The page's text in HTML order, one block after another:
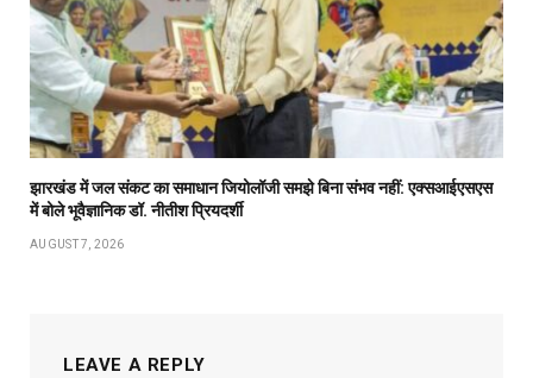
झारखंड में जल संकट का समाधान जियोलॉजी समझे बिना संभव नहीं: एक्सआईएसएस
में बोले भूवैज्ञानिक डॉ. नीतीश प्रियदर्शी
AUGUST 7, 2026
LEAVE A REPLY